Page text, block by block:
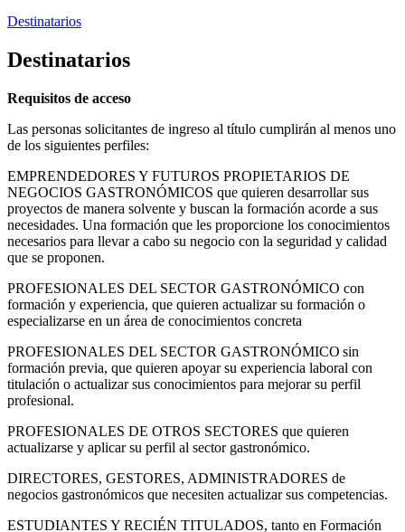
Destinatarios
Destinatarios
Requisitos de acceso
Las personas solicitantes de ingreso al título cumplirán al menos uno
de los siguientes perfiles:
EMPRENDEDORES Y FUTUROS PROPIETARIOS DE
NEGOCIOS GASTRONÓMICOS que quieren desarrollar sus
proyectos de manera solvente y buscan la formación acorde a sus
necesidades. Una formación que les proporcione los conocimientos
necesarios para llevar a cabo su negocio con la seguridad y calidad
que se proponen.
PROFESIONALES DEL SECTOR GASTRONÓMICO con
formación y experiencia, que quieren actualizar su formación o
especializarse en un área de conocimientos concreta
PROFESIONALES DEL SECTOR GASTRONÓMICO sin
formación previa, que quieren apoyar su experiencia laboral con
titulación o actualizar sus conocimientos para mejorar su perfil
profesional.
PROFESIONALES DE OTROS SECTORES que quieren
actualizarse y aplicar su perfil al sector gastronómico.
DIRECTORES, GESTORES, ADMINISTRADORES de
negocios gastronómicos que necesiten actualizar sus competencias.
ESTUDIANTES Y RECIÉN TITULADOS, tanto en Formación